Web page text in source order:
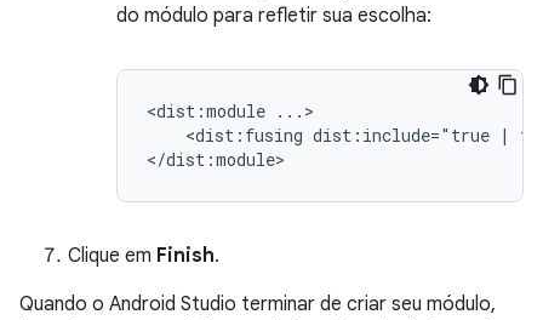
do módulo para refletir sua escolha:
<dist:module
<dist:fusing dist:include="true |
Clique em Finish.
Quando o Android Studio terminar de criar seu módulo,